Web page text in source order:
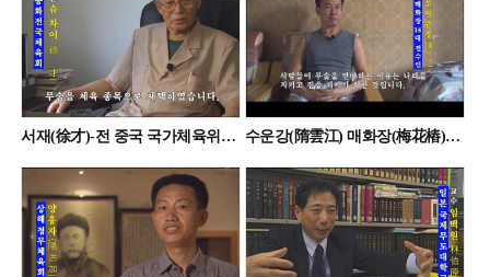
서재(徐才)-전 중국 국가체육위원회 부서기 수운강(隋雲江) 매화장(梅花樁) 전수인